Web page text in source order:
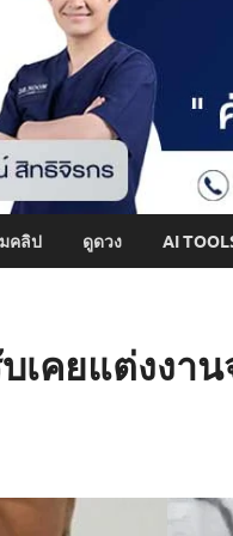
คลิป ดูดวง AI
เคยแต่งงาน